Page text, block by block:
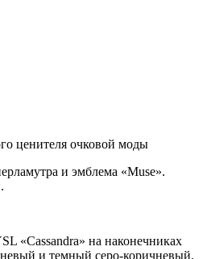
ценителя очковой моды
и эмблема «Muse».
«Cassandra» на наконечниках
и темный серо-коричневый.